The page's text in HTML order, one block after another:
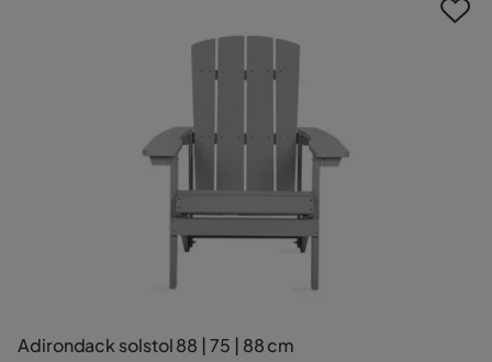
Adirondack solstol 88 | 75 | 88 cm